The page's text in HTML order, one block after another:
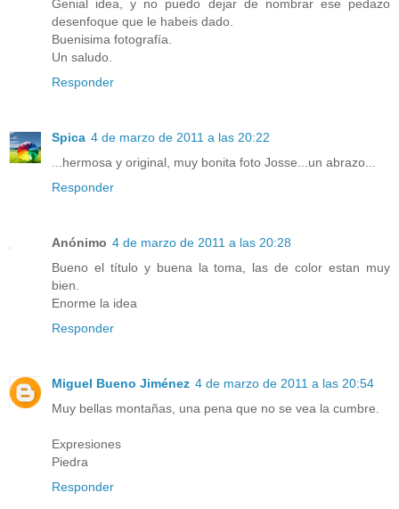
Genial idea, y no puedo dejar de nombrar ese pedazo
desenfoque que le habeis dado.
Buenisima fotografía.
Un saludo.
Responder
Spica 4 de marzo de 2011 a las 20:22
...hermosa y original, muy bonita foto Josse...un abrazo...
Responder
Anónimo 4 de marzo de 2011 a las 20:28
Bueno el título y buena la toma, las de color estan muy
bien.
Enorme la idea
Responder
Miguel Bueno Jiménez 4 de marzo de 2011 a las 20:54
Muy bellas montañas, una pena que no se vea la cumbre.
Expresiones
Piedra
Responder